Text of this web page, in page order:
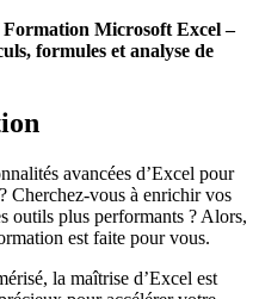
Formation Microsoft Excel –
formules et analyse de
avancées d’Excel pour
Cherchez-vous à enrichir vos
outils plus performants ? Alors,
est faite pour vous.
la maîtrise d’Excel est